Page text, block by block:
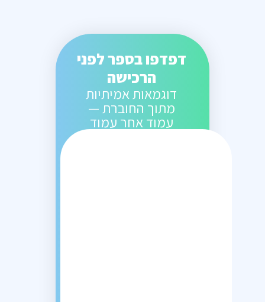
דפדפו בספר לפני
הרכישה
דוגמאות אמיתיות
מתוך החוברת —
עמוד אחר עמוד